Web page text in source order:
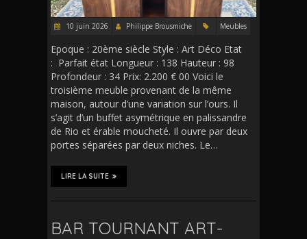
10 juin 2026 Philippe Brousmiche Meubles
Epoque : 20ème siècle Style : Art Déco Etat
: Parfait état Longueur : 138 Hauteur : 98
Profondeur : 34 Prix: 2.200 € 00 Voici le
troisième meuble provenant de la même
maison, autour d’une variation sur l’ours. Il
s’agit d’un buffet asymétrique en palissandre
de Rio et érable moucheté. Il ouvre par deux
portes séparées par deux niches. Le…
LIRE LA SUITE
BAR TOURNANT ART-